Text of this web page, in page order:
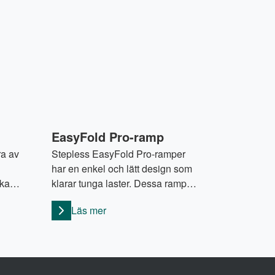
av
EasyFold Pro-ramp
Stepless EasyFold Pro-ramper
har en enkel och lätt design som
klarar tunga laster. Dessa ramper
har en bred köryta och klarar av
laster upp till 350 kg. Det innebär
personer med barnvagnar eller
Läs mer